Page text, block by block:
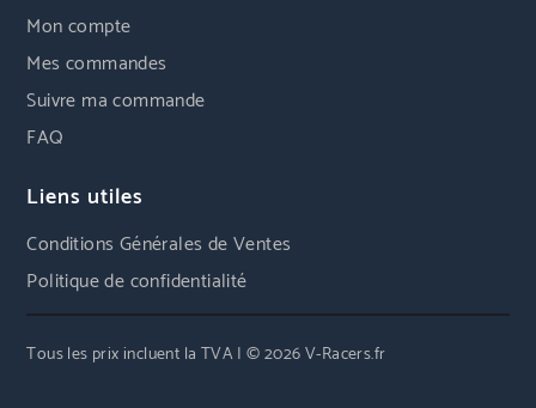
Mon compte
Mes commandes
Suivre ma commande
FAQ
Liens utiles
Conditions Générales de Ventes
Politique de confidentialité
Tous les prix incluent la TVA | © 2026 V-Racers.fr